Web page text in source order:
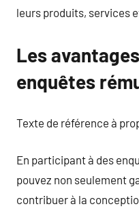
leurs produits, services
Les
enquêtes
Texte de référence à
En participant à des
pouvez non seulement
contribuer à la